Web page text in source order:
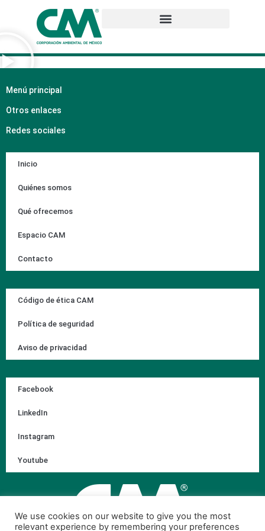
Menú principal
Otros enlaces
Redes sociales
Inicio
Quiénes somos
Qué ofrecemos
Espacio CAM
Contacto
Código de ética CAM
Política de seguridad
Aviso de privacidad
Facebook
LinkedIn
Instagram
Youtube
We use cookies on our website to give you the most
relevant experience by remembering your preferences